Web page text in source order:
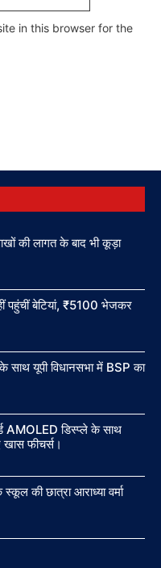
in this browser for the
की लागत के बाद भी कूड़ा
पहुंचीं बेटियां, ₹5100 भेजकर
यूपी विधानसभा में BSP का
AMOLED डिस्प्ले के साथ
खास फीचर्स।
स्कूल की छात्रा आराध्या वर्मा